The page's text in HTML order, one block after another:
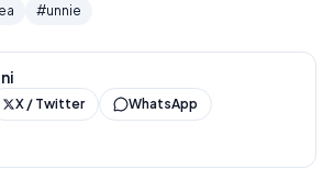
#unnie
X / Twitter
WhatsApp